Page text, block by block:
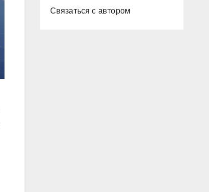
Связаться с автором